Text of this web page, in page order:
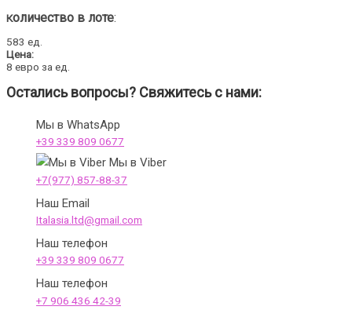
Количество в лоте:
583 ед.
Цена:
8 евро за ед.
Остались вопросы? Свяжитесь с нами:
Мы в WhatsApp
+39 339 809 0677
Мы в Viber
+7(977) 857-88-37
Наш Email
Italasia.ltd@gmail.com
Наш телефон
+39 339 809 0677
Наш телефон
+7 906 436 42-39